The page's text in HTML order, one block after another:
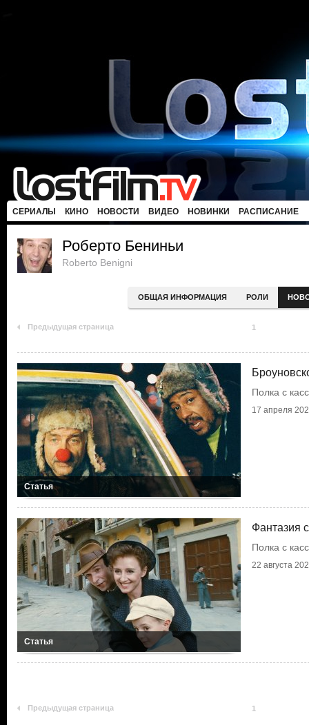
СЕРИАЛЫ КИНО НОВОСТИ ВИДЕО НОВИНКИ РАСПИСАНИЕ
Роберто Бениньи
Roberto Benigni
ОБЩАЯ ИНФОРМАЦИЯ РОЛИ
Предыдущая страница 1
Статья
Полка с
17 апреля
Статья
Фантазия
Полка с
22 августа
Предыдущая страница 1